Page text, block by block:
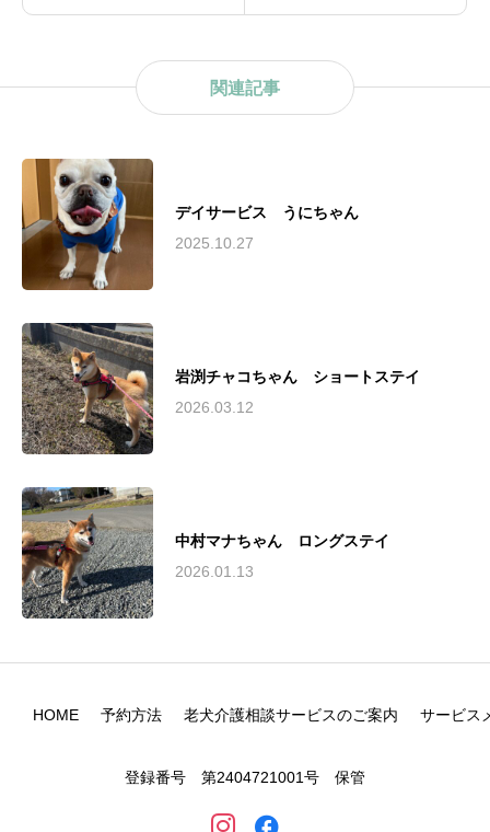
関連記事
デイサービス うにちゃん
2025.10.27
岩渕チャコちゃん ショートステイ
2026.03.12
中村マナちゃん ロングステイ
2026.01.13
HOME 予約方法 老犬介護相談サービスのご案内 サービス
登録番号 第2404721001号 保管